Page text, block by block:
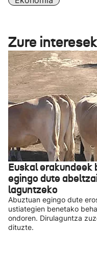
Zure
Euskal
egingo dute
laguntzeko
Abuztuan egingo dute
ustiategien benetako
ondoren. Dirulaguntza
dituzte.